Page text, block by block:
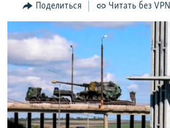
поискуИНФОГРАФИКА
ТЕЛЕПРОЕКТ КРЫМ.РЕАЛИИ
СОВЕТЫ ПРАВОЗАЩИТНИКОВ
ПРОПАВШИЕ БЕЗ ВЕСТИ
ПОБЕДИТЕЛЕЙ НЕ СУДЯТ?
КРЫМ.НЕПОКОРЕННЫЙ
КАК ОБОЙТИ БЛОКИРОВКУ
Українською
Qırımtatar
ПРИСОЕДИНЯЙТЕСЬ!
Поделиться Читать без VPN